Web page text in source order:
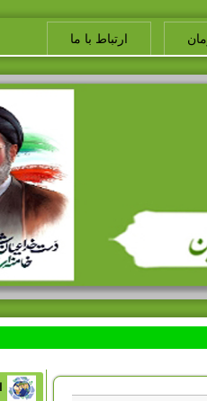
ارتباط با ما